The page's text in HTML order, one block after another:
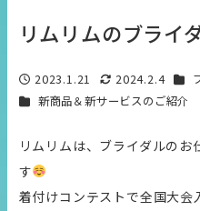
リムリムのブライ
投稿日
2023.1.21
更新日
2024.2.4 カテ
カテゴリー
新商品＆新サービスのご紹介
リムリムは、ブライダルのお
す
着付けコンテストで全国大会